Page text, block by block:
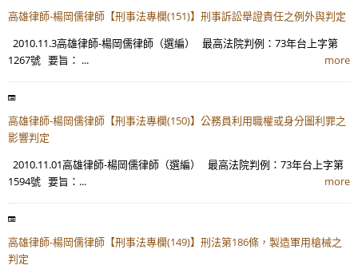
高雄律師-楊岡儒律師【刑事法專欄(151)】刑事訴訟舉證責任之例外與判定
2010.11.3高雄律師-楊岡儒律師（選編） 最高法院判例：73年台上字第
1267號 要旨： ...
more
高雄律師-楊岡儒律師【刑事法專欄(150)】公務員利用職權或身分圖利罪之
影響判定
2010.11.01高雄律師-楊岡儒律師（選編） 最高法院判例：73年台上字第
1594號 要旨：...
more
高雄律師-楊岡儒律師【刑事法專欄(149)】刑法第186條，製造軍用槍械之
判定